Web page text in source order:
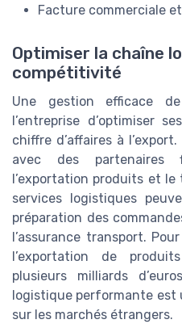
Facture commerciale
Optimiser la chaîne
compétitivité
Une gestion efficace
l’entreprise d’optimiser
chiffre d’affaires à
avec des partenaires
l’exportation produits et
services logistiques
préparation des
l’assurance transport.
l’exportation de
plusieurs milliards
logistique performante est
sur les marchés étrangers.